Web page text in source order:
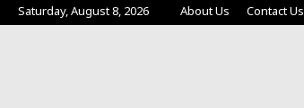
Saturday, August 8, 2026 About Us Contact Us